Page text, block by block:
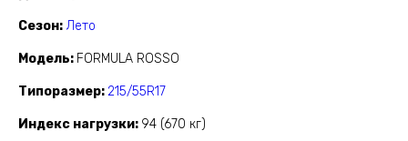
Сезон Лето
Модель FORMULA ROSSO
Типоразмер 215/55R17
Индекс нагрузки 94 (670 кг)